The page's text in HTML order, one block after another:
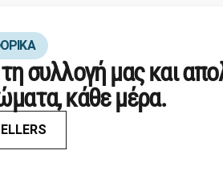
συλλογή μας και
κάθε μέρα.